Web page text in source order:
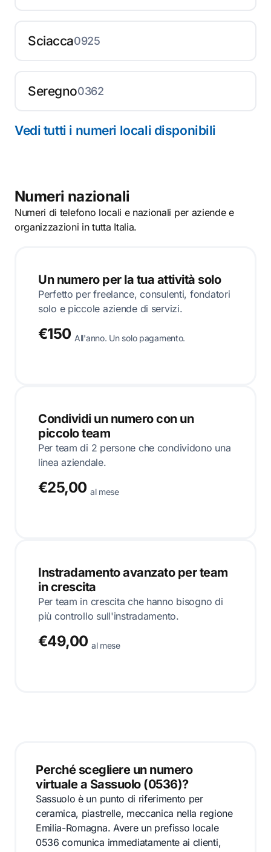
Sciacca0925
Seregno0362
Vedi tutti i numeri locali disponibili
Numeri nazionali
Numeri di telefono locali e nazionali per aziende e
organizzazioni in tutta Italia.
Un numero per la tua attività solo
Perfetto per freelance, consulenti, fondatori
solo e piccole aziende di servizi.
€150 All'anno. Un solo pagamento.
Condividi un numero con un
piccolo team
Per team di 2 persone che condividono una
linea aziendale.
€25,00 al mese
Instradamento avanzato per team
in crescita
Per team in crescita che hanno bisogno di
più controllo sull'instradamento.
€49,00 al mese
Perché scegliere un numero
virtuale a Sassuolo (0536)?
Sassuolo è un punto di riferimento per
ceramica, piastrelle, meccanica nella regione
Emilia-Romagna. Avere un prefisso locale
0536 comunica immediatamente ai clienti,